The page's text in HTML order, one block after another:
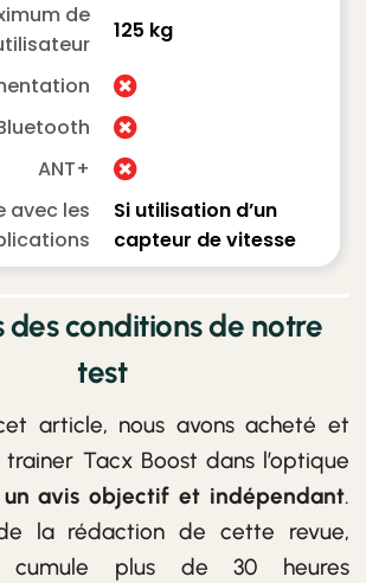
de
125 kg
ANT+
avec les
Si utilisation d’un
capteur de vitesse
des conditions de notre
test
article, nous avons acheté et
Tacx Boost dans l’optique
un avis objectif et indépendant.
la rédaction de cette revue,
cumule plus de 30 heures